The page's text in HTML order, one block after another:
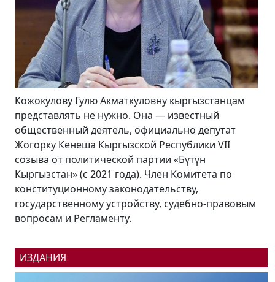
В конце августа – в преддверии празднования
Дня независимости Кыргызстана и 100-летия
образования Кара-Кыргызской автономной
области Кабмин заявил, что в нынешнем году по
всей республике будут открыты более 100
промышленных предприятий и столько же
социальных объектов. Насколько реализуемы
эти планы в беседе «Региону.kg» рассказал
президент...
ИЗДАНИЯ